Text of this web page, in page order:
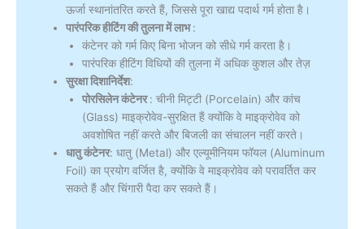
ऊर्जा स्थानांतरित करते हैं, जिससे पूरा खाद्य पदार्थ गर्म होता है।
पारंपरिक हीटिंग की तुलना में लाभ:
कंटेनर को गर्म किए बिना भोजन को सीधे गर्म करता है।
पारंपरिक हीटिंग विधियों की तुलना में अधिक कुशल और तेज़
सुरक्षा दिशानिर्देश:
पोरसिलेन कंटेनर: चीनी मिट्टी (Porcelain) और कांच
(Glass) माइक्रोवेव-सुरक्षित हैं क्योंकि वे माइक्रोवेव को
अवशोषित नहीं करते और बिजली का संचालन नहीं करते।
धातु कंटेनर: धातु (Metal) और एल्यूमीनियम फॉयल (Aluminum
Foil) का प्रयोग वर्जित है, क्योंकि वे माइक्रोवेव को परावर्तित कर
सकते हैं और चिंगारी पैदा कर सकते हैं।